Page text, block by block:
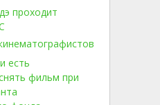
проходит
есть
фильм при